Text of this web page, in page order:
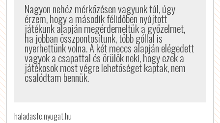
Nagyon nehéz mérkőzésen vagyunk túl, úgy
érzem, hogy a második félidőben nyújtott
játékunk alapján megérdemeltük a győzelmet,
ha jobban összpontosítunk, több góllal is
nyerhettünk volna. A két meccs alapján elégedett
vagyok a csapattal és örülök neki, hogy ezek a
játékosok most végre lehetőséget kaptak, nem
csalódtam bennük.
haladasfc.nyugat.hu